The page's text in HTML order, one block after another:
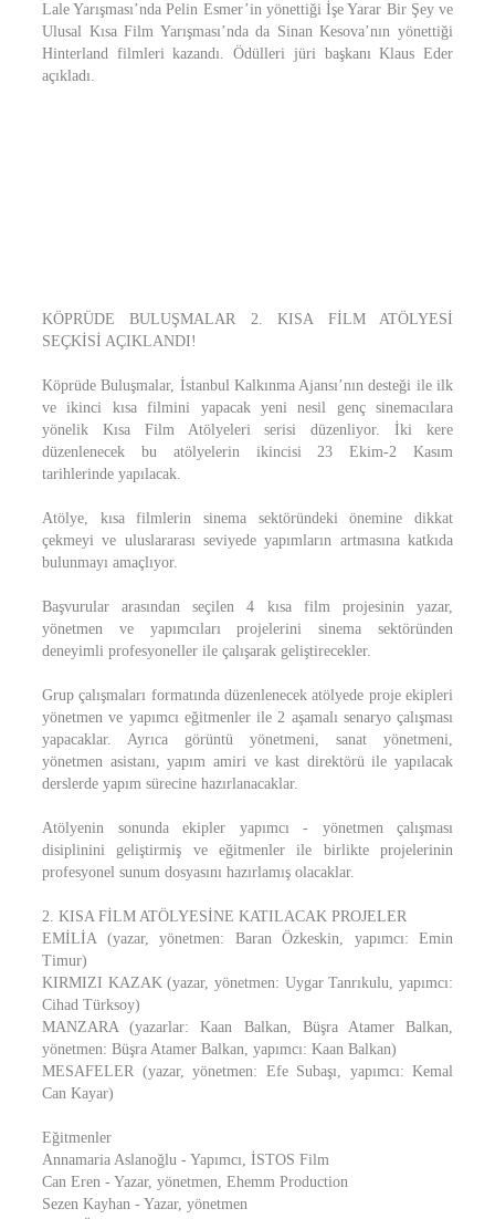
Lale Yarışması’nda Pelin Esmer’in yönettiği İşe Yarar Bir Şey ve
Ulusal Kısa Film Yarışması’nda da Sinan Kesova’nın yönettiği
Hinterland filmleri kazandı. Ödülleri jüri başkanı Klaus Eder
açıkladı.
KÖPRÜDE BULUŞMALAR 2. KISA FİLM ATÖLYESİ
SEÇKİSİ AÇIKLANDI!
Köprüde Buluşmalar, İstanbul Kalkınma Ajansı’nın desteği ile ilk
ve ikinci kısa filmini yapacak yeni nesil genç sinemacılara
yönelik Kısa Film Atölyeleri serisi düzenliyor. İki kere
düzenlenecek bu atölyelerin ikincisi 23 Ekim-2 Kasım
tarihlerinde yapılacak.
Atölye, kısa filmlerin sinema sektöründeki önemine dikkat
çekmeyi ve uluslararası seviyede yapımların artmasına katkıda
bulunmayı amaçlıyor.
Başvurular arasından seçilen 4 kısa film projesinin yazar,
yönetmen ve yapımcıları projelerini sinema sektöründen
deneyimli profesyoneller ile çalışarak geliştirecekler.
Grup çalışmaları formatında düzenlenecek atölyede proje ekipleri
yönetmen ve yapımcı eğitmenler ile 2 aşamalı senaryo çalışması
yapacaklar. Ayrıca görüntü yönetmeni, sanat yönetmeni,
yönetmen asistanı, yapım amiri ve kast direktörü ile yapılacak
derslerde yapım sürecine hazırlanacaklar.
Atölyenin sonunda ekipler yapımcı - yönetmen çalışması
disiplinini geliştirmiş ve eğitmenler ile birlikte projelerinin
profesyonel sunum dosyasını hazırlamış olacaklar.
2. KISA FİLM ATÖLYESİNE KATILACAK PROJELER
EMİLİA (yazar, yönetmen: Baran Özkeskin, yapımcı: Emin
Timur)
KIRMIZI KAZAK (yazar, yönetmen: Uygar Tanrıkulu, yapımcı:
Cihad Türksoy)
MANZARA (yazarlar: Kaan Balkan, Büşra Atamer Balkan,
yönetmen: Büşra Atamer Balkan, yapımcı: Kaan Balkan)
MESAFELER (yazar, yönetmen: Efe Subaşı, yapımcı: Kemal
Can Kayar)
Eğitmenler
Annamaria Aslanoğlu - Yapımcı, İSTOS Film
Can Eren - Yazar, yönetmen, Ehemm Production
Sezen Kayhan - Yazar, yönetmen